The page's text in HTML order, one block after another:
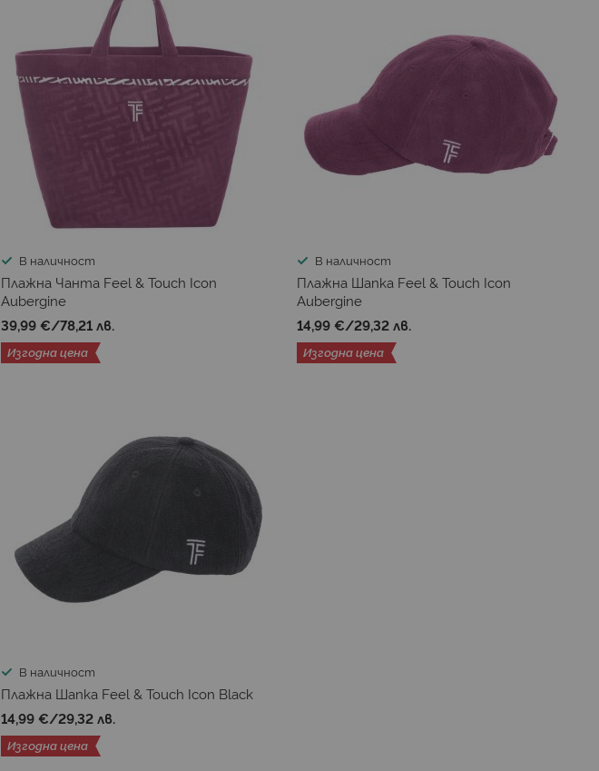
В наличност
Плажна Чанта Feel & Touch Icon
Aubergine
39,99 €/78,21 лв.
Изгодна цена
В наличност
Плажна Шапка Feel & Touch Icon
Aubergine
14,99 €/29,32 лв.
Изгодна цена
В наличност
Плажна Шапка Feel & Touch Icon Black
14,99 €/29,32 лв.
Изгодна цена